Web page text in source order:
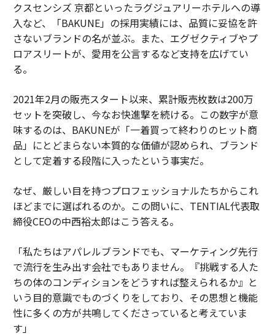
クスセンシズ 京都といったラグジュアリーホテルへの導
入など、「BAKUNE」の採用実績には、品質に妥協を許
さないブランドの名が並ぶ。また、エグゼクティブやプ
ロアスリートが、愛用を公言するなど支持を広げてい
る。
2021年2月の販売スタート以来、累計販売枚数は200万
セットを突破し、今なお快進撃を続ける。この数字が意
味するのは、BAKUNEが「一着買って終わりのヒット商
品」にとどまらない本質的な価値が認められ、ブランド
として定着する段階に入ったという事実だ。
なぜ、厳しい目を持つプロフェッショナルたちからこれ
ほどまでに選ばれるのか。この問いに、TENTIAL代表取
締役CEOの中西裕太郎はこう答える。
「私たちはアパレルブランドでも、マーケティング先行
で流行を生み出す会社でもありません。『挑戦する人た
ちの体のコンディションをどうすれば整えられるか』と
いう目的意識でものづくりをしており、その思想と機能
性に多くの方が共鳴してくださっていると考えていま
す」